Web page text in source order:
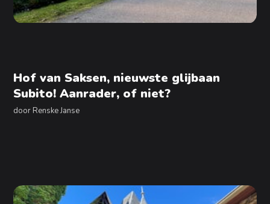
Hof van Saksen, nieuwste glijbaan
Subito! Aanrader, of niet?
door Renske Janse